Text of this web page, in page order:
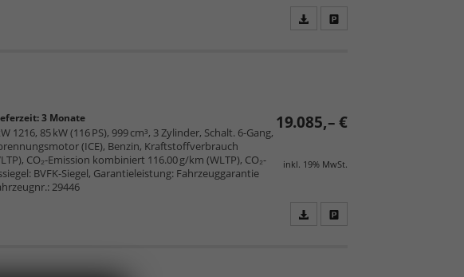
19.085,– €
inkl. 19% MwSt.
3 Monate
1216, 85 kW (116 PS), 999 cm³, 3 Zylinder, Schalt. 6-Gang,
(ICE), Benzin, Kraftstoffverbrauch
CO₂-Emission kombiniert 116.00 g/km (WLTP), CO₂-
BVFK-Siegel, Garantieleistung: Fahrzeuggarantie
29446